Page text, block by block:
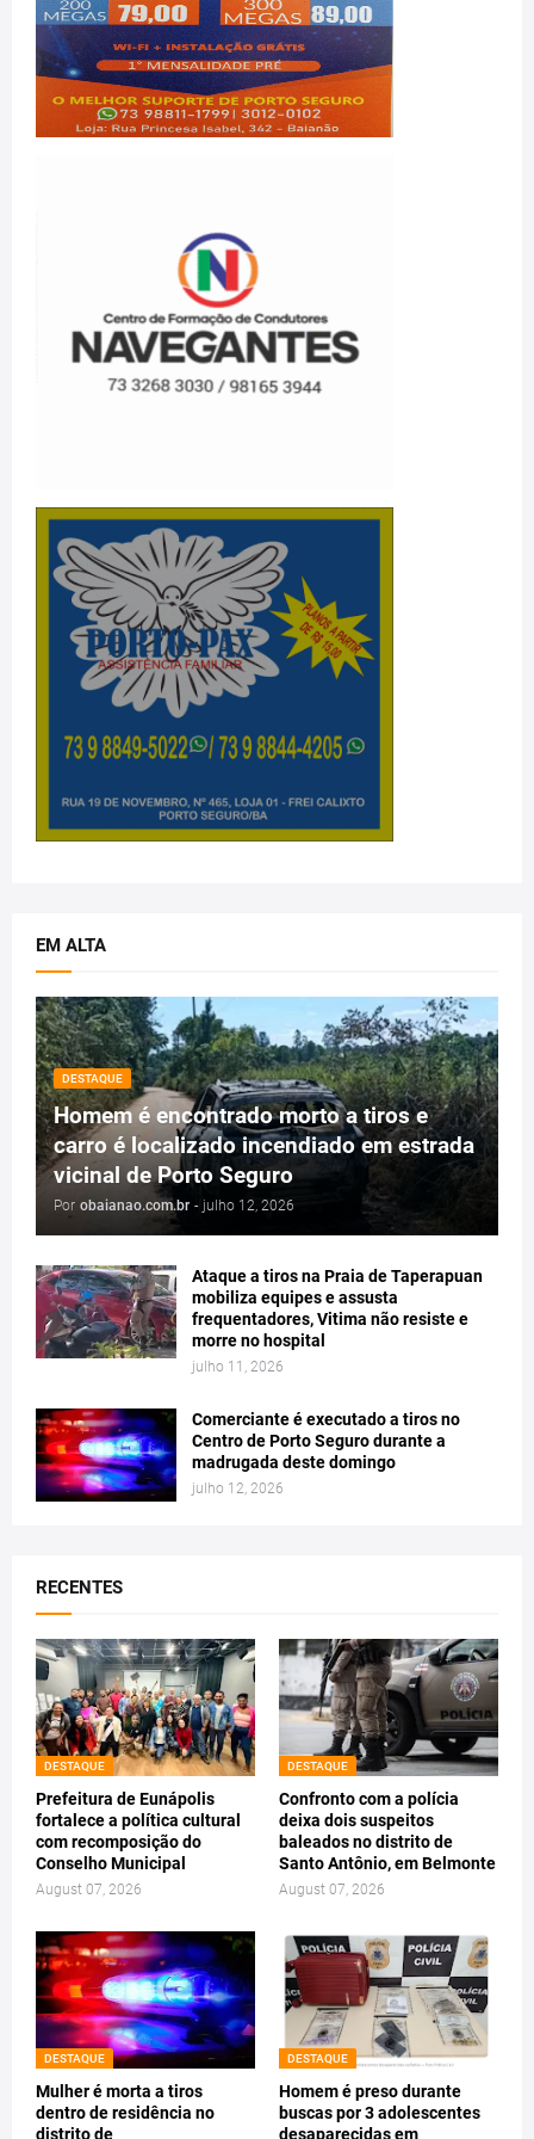
EM ALTA
DESTAQUE
Homem é encontrado morto a tiros e
carro é localizado incendiado em estrada
vicinal de Porto Seguro
Por obaianao.com.br - julho 12, 2026
Ataque a tiros na Praia de Taperapuan
mobiliza equipes e assusta
frequentadores, Vitima não resiste e
morre no hospital
julho 11, 2026
Comerciante é executado a tiros no
Centro de Porto Seguro durante a
madrugada deste domingo
julho 12, 2026
RECENTES
DESTAQUE
Prefeitura de Eunápolis
fortalece a política cultural
com recomposição do
Conselho Municipal
August 07, 2026
DESTAQUE
Confronto com a polícia
deixa dois suspeitos
baleados no distrito de
Santo Antônio, em Belmonte
August 07, 2026
DESTAQUE
Mulher é morta a tiros
dentro de residência no
distrito de
DESTAQUE
Homem é preso durante
buscas por 3 adolescentes
desaparecidas em